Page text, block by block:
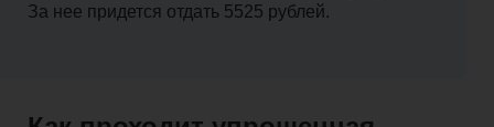
За нее придется отдать 5525 рублей.